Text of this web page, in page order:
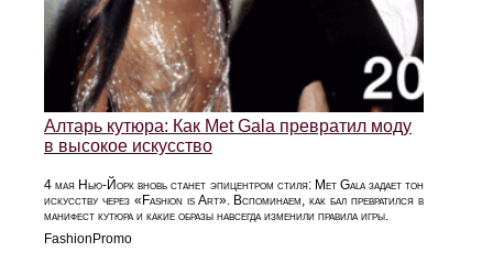
Алтарь кутюра: Как Met Gala превратил моду
в высокое искусство
4 мая Нью-Йорк вновь станет эпицентром стиля: Met Gala задает тон
искусству через «Fashion is Art». Вспоминаем, как бал превратился в
манифест кутюра и какие образы навсегда изменили правила игры.
FashionPromo